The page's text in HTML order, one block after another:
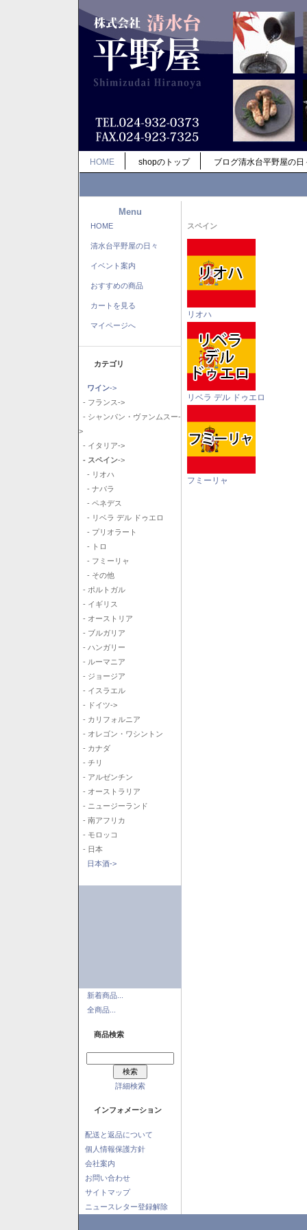
HOME shopのトップ ブログ清水台平野屋の日
Menu
HOME
清水台平野屋の日々
イベント案内
おすすめの商品
カートを見る
マイページへ
カテゴリ
ワイン->
- フランス->
- シャンパン・ヴァンムスー-
>
- イタリア->
- スペイン->
- リオハ
- ナバラ
- ペネデス
- リベラ デル ドゥエロ
- プリオラート
- トロ
- フミーリャ
- その他
- ポルトガル
- イギリス
- オーストリア
- ブルガリア
- ハンガリー
- ルーマニア
- ジョージア
- イスラエル
- ドイツ->
- カリフォルニア
- オレゴン・ワシントン
- カナダ
- チリ
- アルゼンチン
- オーストラリア
- ニュージーランド
- 南アフリカ
- モロッコ
- 日本
日本酒->
新着商品...
全商品...
商品検索
詳細検索
インフォメーション
配送と返品について
個人情報保護方針
会社案内
お問い合わせ
サイトマップ
ニュースレター登録解除
スペイン
リオハ
リベラ デル ドゥエロ
フミーリャ